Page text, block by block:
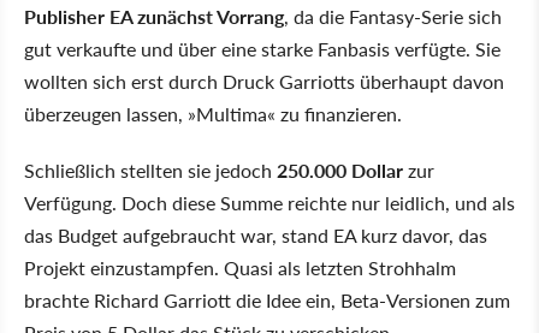
Publisher EA zunächst Vorrang, da die Fantasy-Serie sich
gut verkaufte und über eine starke Fanbasis verfügte. Sie
wollten sich erst durch Druck Garriotts überhaupt davon
überzeugen lassen, »Multima« zu finanzieren.
Schließlich stellten sie jedoch 250.000 Dollarzur
Verfügung. Doch diese Summe reichte nur leidlich, und als
das Budget aufgebraucht war, stand EA kurz davor, das
Projekt einzustampfen. Quasi als letzten Strohhalm
brachte Richard Garriott die Idee ein, Beta-Versionen zum